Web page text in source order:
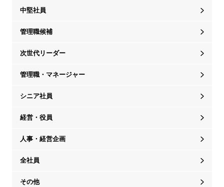
中堅社員
管理職候補
次世代リーダー
管理職・マネージャー
シニア社員
経営・役員
人事・経営企画
全社員
その他